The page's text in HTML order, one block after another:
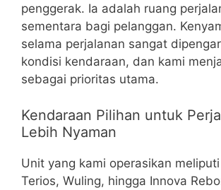
penggerak. Ia adalah ruang
sementara bagi pelanggan.
selama perjalanan sangat
kondisi kendaraan, dan kami
sebagai prioritas utama.
Kendaraan Pilihan untuk
Lebih Nyaman
Unit yang kami operasikan
Terios, Wuling, hingga Innova